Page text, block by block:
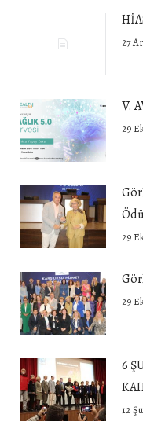
27
V.
29
29
29
6
12